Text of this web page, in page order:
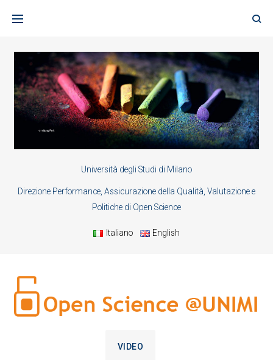
Università degli Studi di Milano
Direzione Performance, Assicurazione della Qualità, Valutazione e
Politiche di Open Science
Italiano English
VIDEO